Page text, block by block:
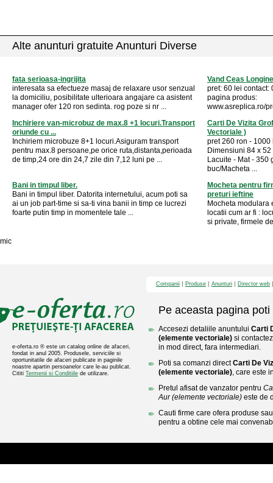
Alte anunturi gratuite Anunturi Diverse
fata serioasa-ingrijita
interesata sa efectueze masaj de relaxare usor senzual
la domiciliu, posibilitate ulterioara angajare ca asistent
manager ofer 120 ron sedinta. rog poze si nr ...
Vand Ceas
pret: 60 lei contact:
pagina produs:
www.asreplica.ro/
Inchiriere van-microbuz de max.8 +1 locuri.Transport
oriunde cu ...
Inchiriem microbuze 8+1 locuri.Asiguram transport
pentru max.8 persoane,pe orice ruta,distanta,perioada
de timp,24 ore din 24,7 zile din 7,12 luni pe ...
Carti De Vizita
Vectoriale )
pret 260 ron -
Dimensiuni 84 x
Lacuite - Mat - 350
buc/Macheta ...
Bani in timpul liber.
Bani in timpul liber. Datorita internetului, acum poti sa
ai un job part-time si sa-ti vina banii in timp ce lucrezi
foarte putin timp in momentele tale ...
Mocheta pentru
preturi ieftine
Mocheta modulara
locatii cum ar fi :
si private, firmele
mic
e-oferta.ro ® este un catalog online de afaceri,
fondat in anul 2005. Produsele, serviciile si
oportunitatile de afaceri publicate in paginile
noastre apartin persoanelor care le-au publicat.
Cititi Termenii si Conditiile de utilizare.
Companii Produse Anunturi Director web
Pe aceasta pagina poti
Accesezi detaliile anuntului Carti
(elemente vectoriale) si
in mod direct, fara intermediari.
Poti sa comanzi directCarti De
(elemente vectoriale), care este
Pretul afisat de vanzator pentru
Aur (elemente vectoriale) este de
Cauti firme care ofera produse
pentru a obtine cele mai